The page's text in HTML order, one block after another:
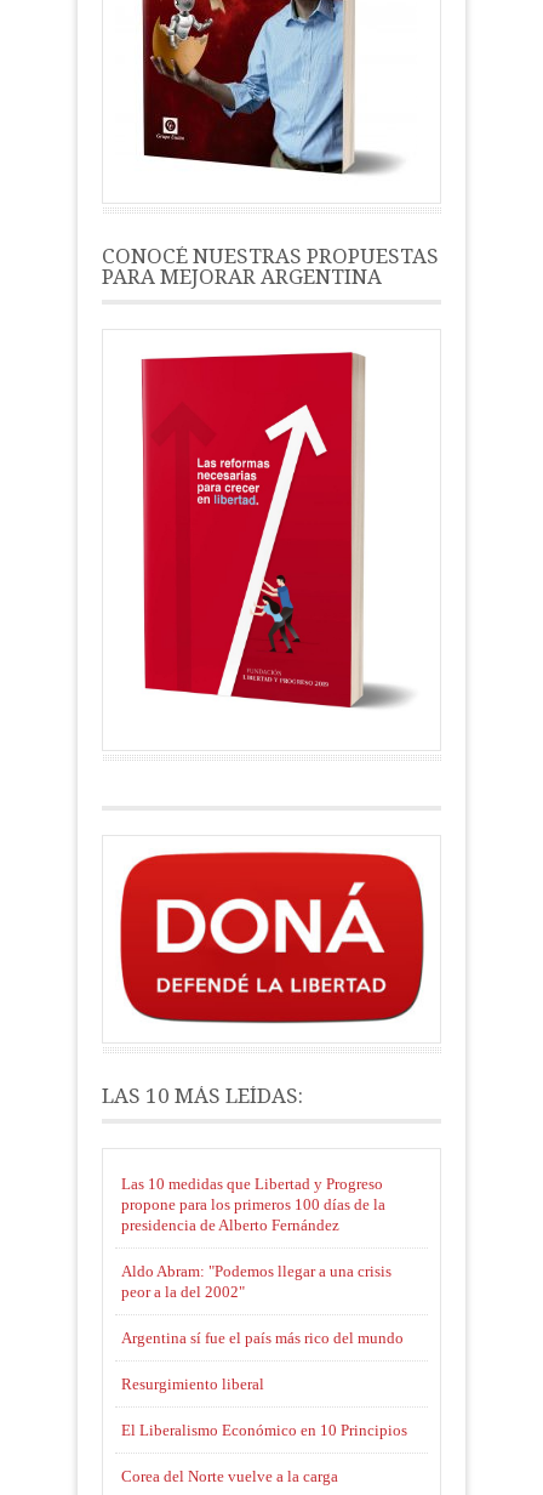
CONOCÉ NUESTRAS PROPUESTAS
PARA MEJORAR ARGENTINA
LAS 10 MÁS LEÍDAS:
Las 10 medidas que Libertad y Progreso
propone para los primeros 100 días de la
presidencia de Alberto Fernández
Aldo Abram: "Podemos llegar a una crisis
peor a la del 2002"
Argentina sí fue el país más rico del mundo
Resurgimiento liberal
El Liberalismo Económico en 10 Principios
Corea del Norte vuelve a la carga